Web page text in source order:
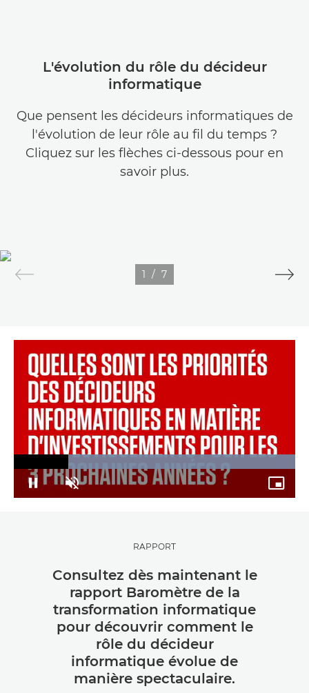
L'évolution du rôle du décideur
informatique
Que pensent les décideurs informatiques de
l'évolution de leur rôle au fil du temps ?
Cliquez sur les flèches ci-dessous pour en
savoir plus.
1 / 7
Pause Unmute
Loaded
100.00%
Picture-
RAPPORT
Consultez dès maintenant le
rapport Baromètre de la
transformation informatique
pour découvrir comment le
rôle du décideur
informatique évolue de
manière spectaculaire.